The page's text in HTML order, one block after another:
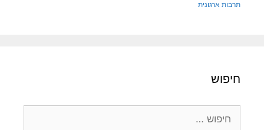
תרבות ארגונית
חיפוש